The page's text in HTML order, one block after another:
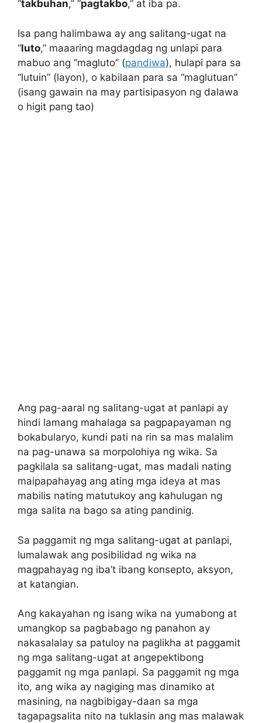
“takbuhan,” “pagtakbo,” at iba pa.
Isa pang halimbawa ay ang salitang-ugat na
“luto,” maaaring magdagdag ng unlapi para
mabuo ang “magluto” (pandiwa), hulapi para sa
“lutuin” (layon), o kabilaan para sa “maglutuan”
(isang gawain na may partisipasyon ng dalawa
o higit pang tao)
Ang pag-aaral ng salitang-ugat at panlapi ay
hindi lamang mahalaga sa pagpapayaman ng
bokabularyo, kundi pati na rin sa mas malalim
na pag-unawa sa morpolohiya ng wika. Sa
pagkilala sa salitang-ugat, mas madali nating
maipapahayag ang ating mga ideya at mas
mabilis nating matutukoy ang kahulugan ng
mga salita na bago sa ating pandinig.
Sa paggamit ng mga salitang-ugat at panlapi,
lumalawak ang posibilidad ng wika na
magpahayag ng iba’t ibang konsepto, aksyon,
at katangian.
Ang kakayahan ng isang wika na yumabong at
umangkop sa pagbabago ng panahon ay
nakasalalay sa patuloy na paglikha at paggamit
ng mga salitang-ugat at angepektibong
paggamit ng mga panlapi. Sa paggamit ng mga
ito, ang wika ay nagiging mas dinamiko at
masining, na nagbibigay-daan sa mga
tagapagsalita nito na tuklasin ang mas malawak